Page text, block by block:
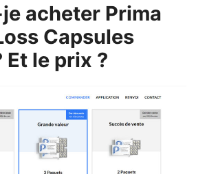
acheter Prima
Capsules
Et le prix ?